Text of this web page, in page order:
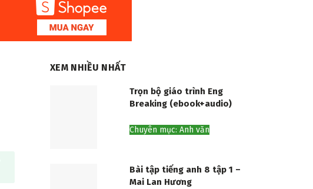
XEM NHIỀU NHẤT
Trọn bộ giáo trình Eng
Breaking (ebook+audio)
Chuyên mục: Anh văn
Bài tập tiếng anh 8 tập 1 –
Mai Lan Hương